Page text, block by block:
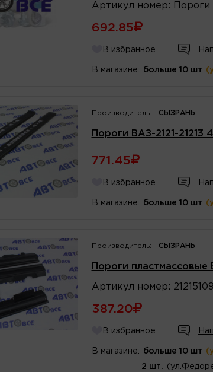
Артикул номер :
692.85
В избранное
В магазине: больше 10 шт
Производитель: СЫЗРАНЬ
Пороги ВАЗ-2121-21213
771.45
В избранное
В магазине: больше 10 шт
Производитель: СЫЗРАНЬ
Пороги пластмассовые
Артикул номер :
387.20
В избранное
В магазине: больше 10 шт
2 шт.